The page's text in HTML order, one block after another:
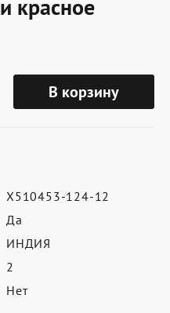
красное
В корзину
X510453-124-12
Да
ИНДИЯ
2
Нет